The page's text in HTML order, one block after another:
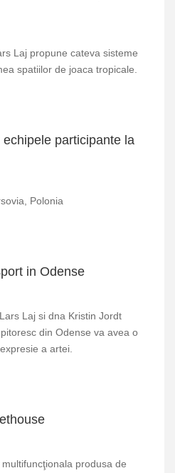
Laj propune cateva sisteme
spatiilor de joaca tropicale
participante la
Polonia
in Odense
Laj si dna Kristin Jordt
din Odense va avea o
a artei.
produsa de